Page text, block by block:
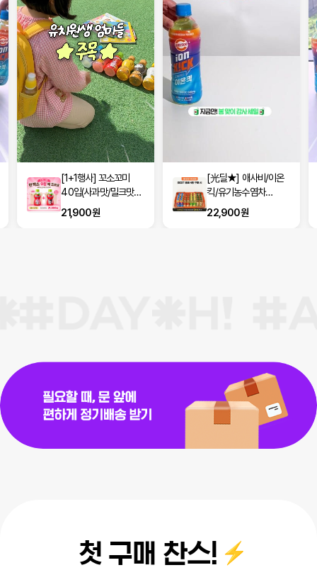
[1+1행사] 꼬소꼬미
40입(사과맛/밀크맛/
옥수수차/보리차 택2)
21,900원
[光딜★] 애사비/이온
킥/유기농수염차
500ml 24입+6입
(100원♥)
22,900원
첫 구매 찬스!